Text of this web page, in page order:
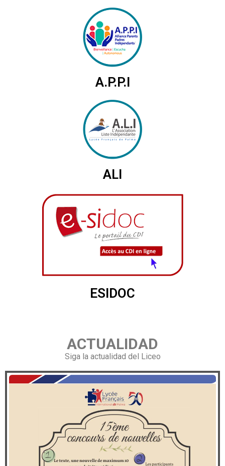
A.P.P.I
ALI
ESIDOC
ACTUALIDAD
Siga la actualidad del Liceo